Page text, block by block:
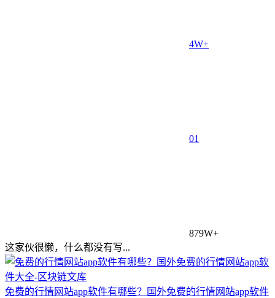
4W+
01
879W+
这家伙很懒，什么都没有写...
免费的行情网站app软件有哪些？国外免费的行情网站app软件